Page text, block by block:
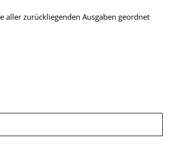
aller zurückliegenden Ausgaben geordnet